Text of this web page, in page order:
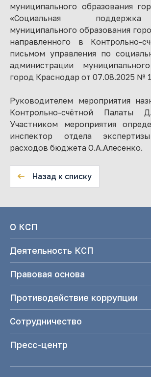
муниципального образования
«Социальная
муниципального образования
направленного в Контрольно-
письмом управления по
администрации
город Краснодар от 07.08.2025 №
Руководителем мероприятия
Контрольно-счётной Палаты
Участником мероприятия
инспектор отдела
расходов бюджета О.А.Алесенко.
Назад к списку
О КСП
Деятельность КСП
Правовая основа
Противодействие коррупции
Сотрудничество
Пресс-центр